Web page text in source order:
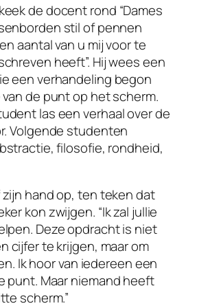
de docent rond “Dames
stil of pennen
aantal van u mij voor te
heeft”. Hij wees een
een verhandeling begon
de punt op het scherm.
las een verhaal over de
Volgende studenten
filosofie, rondheid,
hand op, ten teken dat
kon zwijgen. “Ik zal jullie
Deze opdracht is niet
cijfer te krijgen, maar om
Ik hoor van iedereen een
punt. Maar niemand heeft
scherm.”